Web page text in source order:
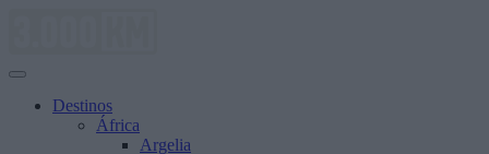
Destinos
África
Argelia